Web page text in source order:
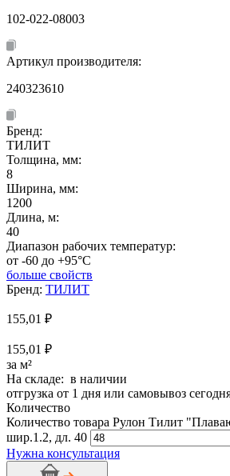
102-022-08003
Артикул производителя:
240323610
Бренд:
ТИЛИТ
Толщина, мм:
8
Ширина, мм:
1200
Длина, м:
40
Диапазон рабочих температур:
от -60 до +95°C
больше свойств
Бренд: ТИЛИТ
155,01 ₽
155,01 ₽
за м²
На складе: в наличии
отгрузка от 1 дня или самовывоз
Количество
Количество товара Рулон Тилит
шир.1.2, дл. 40
Нужна консультация